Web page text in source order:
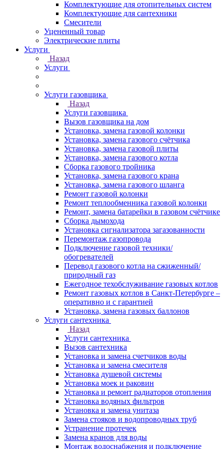
Комплектующие для отопительных систем
Комплектующие для сантехники
Смесители
Уцененный товар
Электрические плиты
Услуги
Назад
Услуги
Услуги газовщика
Назад
Услуги газовщика
Вызов газовщика на дом
Установка, замена газовой колонки
Установка, замена газового счётчика
Установка, замена газовой плиты
Установка, замена газового котла
Сборка газового тройника
Установка, замена газового крана
Установка, замена газового шланга
Ремонт газовой колонки
Ремонт теплообменника газовой колонки
Ремонт, замена батарейки в газовом счётчике
Сборка дымохода
Установка сигнализатора загазованности
Перемонтаж газопровода
Подключение газовой техники/
обогревателей
Перевод газового котла на сжиженный/
природный газ
Ежегодное техобслуживание газовых котлов
Ремонт газовых котлов в Санкт-Петербурге –
оперативно и с гарантией
Установка, замена газовых баллонов
Услуги сантехника
Назад
Услуги сантехника
Вызов сантехника
Установка и замена счетчиков воды
Установка и замена смесителя
Установка душевой системы
Установка моек и раковин
Установка и ремонт радиаторов отопления
Установка водяных фильтров
Установка и замена унитаза
Замена стояков и водопроводных труб
Устранение протечек
Замена кранов для воды
Монтаж водоснабжения и подключение